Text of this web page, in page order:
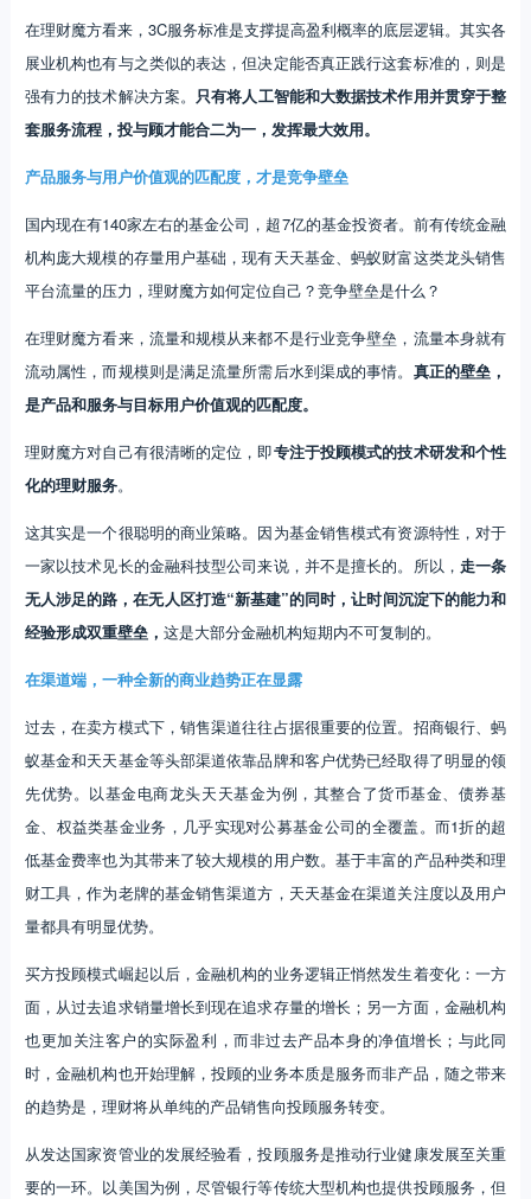
在理财魔方看来，3C服务标准是支撑提高盈利概率的底层逻辑。其实各
展业机构也有与之类似的表达，但决定能否真正践行这套标准的，则是
强有力的技术解决方案。 只有将人工智能和大数据技术作用并贯穿于整
套服务流程，投与顾才能合二为一，发挥最大效用。
产品服务与用户价值观的匹配度，才是竞争壁垒
国内现在有140家左右的基金公司，超7亿的基金投资者。前有传统金融
机构庞大规模的存量用户基础，现有天天基金、蚂蚁财富这类龙头销售
平台流量的压力，理财魔方如何定位自己？竞争壁垒是什么？
在理财魔方看来，流量和规模从来都不是行业竞争壁垒，流量本身就有
流动属性，而规模则是满足流量所需后水到渠成的事情。 真正的壁垒，
是产品和服务与目标用户价值观的匹配度。
理财魔方对自己有很清晰的定位，即专注于投顾模式的技术研发和个性
化的理财服务。
这其实是一个很聪明的商业策略。因为基金销售模式有资源特性，对于
一家以技术见长的金融科技型公司来说，并不是擅长的。所以， 走一条
无人涉足的路，在无人区打造“新基建”的同时，让时间沉淀下的能力和
经验形成双重壁垒， 这是大部分金融机构短期内不可复制的。
在渠道端，一种全新的商业趋势正在显露
过去，在卖方模式下，销售渠道往往占据很重要的位置。招商银行、蚂
蚁基金和天天基金等头部渠道依靠品牌和客户优势已经取得了明显的领
先优势。以基金电商龙头天天基金为例，其整合了货币基金、债券基
金、权益类基金业务，几乎实现对公募基金公司的全覆盖。而1折的超
低基金费率也为其带来了较大规模的用户数。基于丰富的产品种类和理
财工具，作为老牌的基金销售渠道方，天天基金在渠道关注度以及用户
量都具有明显优势。
买方投顾模式崛起以后，金融机构的业务逻辑正悄然发生着变化：一方
面，从过去追求销量增长到现在追求存量的增长；另一方面，金融机构
也更加关注客户的实际盈利，而非过去产品本身的净值增长；与此同
时，金融机构也开始理解，投顾的业务本质是服务而非产品，随之带来
的趋势是，理财将从单纯的产品销售向投顾服务转变。
从发达国家资管业的发展经验看，投顾服务是推动行业健康发展至关重
要的一环。以美国为例，尽管银行等传统大型机构也提供投顾服务，但